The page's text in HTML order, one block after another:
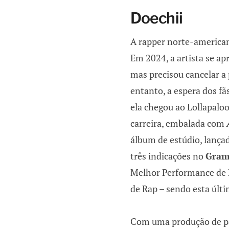
Doechii
A rapper norte-
Em 2024, a artista se
mas precisou cancelar
entanto, a espera dos
ela chegou ao
carreira, embalada com
álbum de estúdio,
três indicações no
Melhor Performance de
de Rap – sendo esta
Com uma produção de